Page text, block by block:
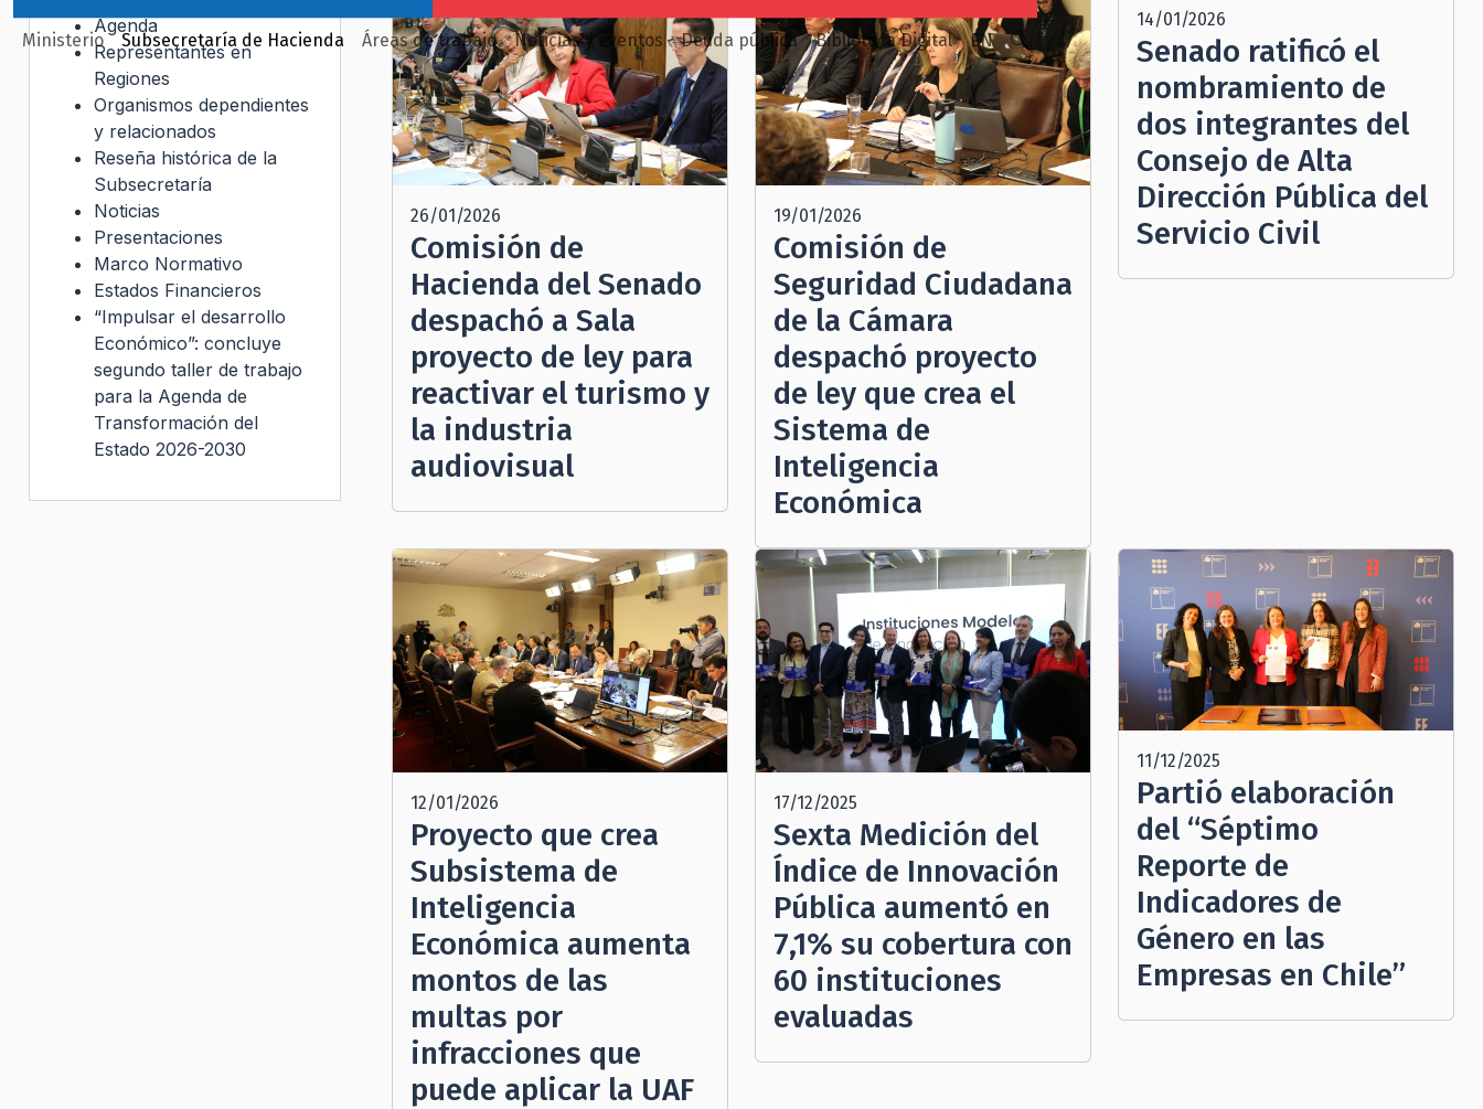
Ministerio Subsecretaría de Hacienda Áreas de trabajo Noticias y eventos Deuda pública Biblioteca Digital EN
26/01/2026
Comisión de
Hacienda del Senado
despachó a Sala
proyecto de ley para
reactivar el turismo y
la industria
audiovisual
19/01/2026
Comisión de
Seguridad Ciudadana
de la Cámara
despachó proyecto
de ley que crea el
Sistema de
Inteligencia
Económica
14/01/2026
Senado ratificó el
nombramiento de
dos integrantes del
Consejo de Alta
Dirección Pública del
Servicio Civil
12/01/2026
Proyecto que crea
Subsistema de
Inteligencia
Económica aumenta
montos de las
multas por
infracciones que
puede aplicar la UAF
17/12/2025
Sexta Medición del
Índice de Innovación
Pública aumentó en
7,1% su cobertura con
60 instituciones
evaluadas
11/12/2025
Partió elaboración
del “Séptimo
Reporte de
Indicadores de
Género en las
Empresas en Chile”
Agenda
Representantes en
Regiones
Organismos dependientes
y relacionados
Reseña histórica de la
Subsecretaría
Noticias
Presentaciones
Marco Normativo
Estados Financieros
“Impulsar el desarrollo
Económico”: concluye
segundo taller de trabajo
para la Agenda de
Transformación del
Estado 2026-2030